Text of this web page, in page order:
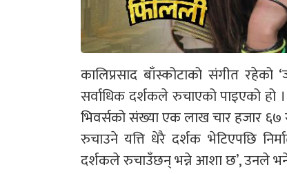
कालिप्रसाद बाँस्कोटाको संगीत
सर्वाधिक दर्शकले रुचाएको पाइएको हो
भिवर्सको संख्या एक लाख चार हजार ६७
रुचाउने यत्ति धेरै दर्शक भेटिएपछि
दर्शकले रुचाउँछन् भन्ने आशा छ’, उनले